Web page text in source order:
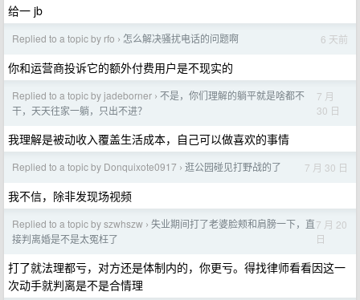
给一 jb
Replied to a topic by rfo › 怎么解决骚扰电话的问题啊 6 天前
你和运营商投诉它的额外付费用户是不现实的
Replied to a topic by jadeborner › 不是，你们理解的躺平就是啥都不
干，天天往家一躺，只出不进？
7 月
30 日
我理解是被动收入覆盖生活成本，自己可以做喜欢的事情
Replied to a topic by Donquixote0917 › 逛公园碰见打野战的了 7 月 30 日
我不信，除非发现场视频
Replied to a topic by szwhszw › 失业期间打了老婆脸颊和肩膀一下，直
接判离婚是不是太冤枉了
7 月 20
日
打了就法理都亏，对方还是体制内的，你更亏。得找律师看看因这一
次动手就判离是不是合情理